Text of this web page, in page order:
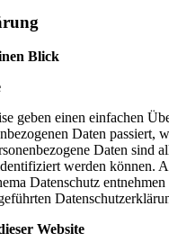
Blick
geben einen einfachen
Daten passiert,
Daten sind
werden können.
Datenschutz entnehmen
Website